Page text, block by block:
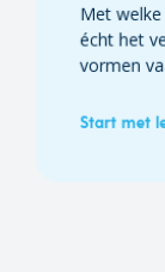
Met
écht het
vormen
Start met